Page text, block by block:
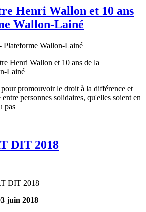
Henri Wallon et 10 ans
Wallon-Lainé
Plateforme Wallon-Lainé
promouvoir le droit à la différence et
personnes solidaires, qu'elles soient en
pas
DIT 2018
juin 2018